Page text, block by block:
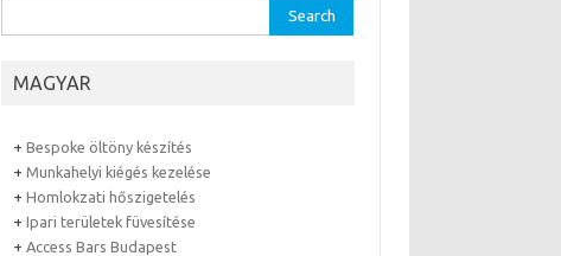
for:
MAGYAR
+Bespoke öltöny készítés
+Munkahelyi kiégés kezelése
+Homlokzati hőszigetelés
+Ipari területek füvesítése
+Access Bars Budapest